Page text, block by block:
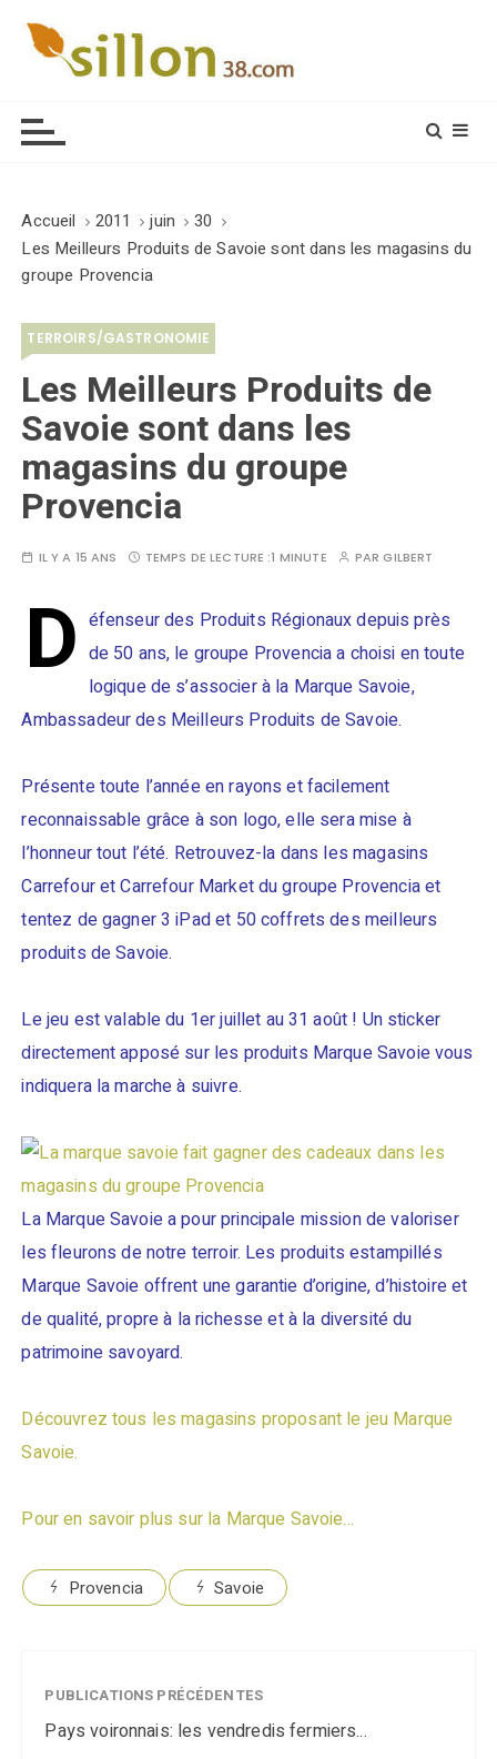
Accueil 2011 juin
30
Les Meilleurs Produits de Savoie sont dans les magasins du
groupe Provencia
TERROIRS/GASTRONOMIE
Les Meilleurs Produits de
Savoie sont dans les
magasins du groupe
Provencia
IL Y A 15 ANS TEMPS DE LECTURE :1 MINUTE PARGILBERT
D éfenseur des Produits Régionaux depuis près
de 50 ans, le groupe Provencia a choisi en toute
logique de s’associer à la Marque Savoie,
Ambassadeur des Meilleurs Produits de Savoie.
Présente toute l’année en rayons et facilement
reconnaissable grâce à son logo, elle sera mise à
l’honneur tout l’été. Retrouvez-la dans les magasins
Carrefour et Carrefour Market du groupe Provencia et
tentez de gagner 3 iPad et 50 coffrets des meilleurs
produits de Savoie.
Le jeu est valable du 1er juillet au 31 août ! Un sticker
directement apposé sur les produits Marque Savoie vous
indiquera la marche à suivre.
La Marque Savoie a pour principale mission de valoriser
les fleurons de notre terroir. Les produits estampillés
Marque Savoie offrent une garantie d’origine, d’histoire et
de qualité, propre à la richesse et à la diversité du
patrimoine savoyard.
Découvrez tous les magasins proposant le jeu Marque
Savoie.
Pour en savoir plus sur la Marque Savoie…
Provencia Savoie
PUBLICATIONS PRÉCÉDENTES
Pays voironnais: les vendredis fermiers...